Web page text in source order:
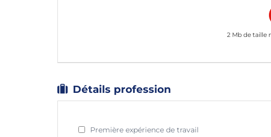
2 Mb de taille
Détails profession
Première expérience de travail